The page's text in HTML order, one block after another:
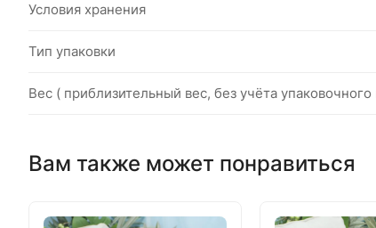
Условия хранения
Тип упаковки
Вес ( приблизительный вес, без учёта упаковочного
Вам также может понравиться